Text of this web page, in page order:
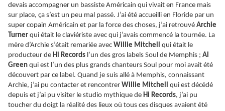
devais accompagner un bassiste Américain qui vivait en France mais
sur place, ça s’est un peu mal passé. J’ai été accueilli en Floride par un
super copain Américain et par la force des choses, j’ai retrouvé Archie
Turner qui était le claviériste avec qui j’avais commencé la tournée. La
mère d’Archie s’était remariée avec Willie Mitchell qui était le
producteur de Hi Records l’un des gros labels Soul de Memphis ; Al
Green qui est l’un des plus grands chanteurs Soul pour moi avait été
découvert par ce label. Quand je suis allé à Memphis, connaissant
Archie, j’ai pu contacter et rencontrer Willie Mitchell qui est décédé
depuis et j’ai pu visiter le studio mythique de Hi Records, j’ai pu
toucher du doigt la réalité des lieux où tous ces disques avaient été